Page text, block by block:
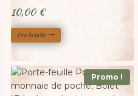
10,00 €
Lire la suite
Promo !